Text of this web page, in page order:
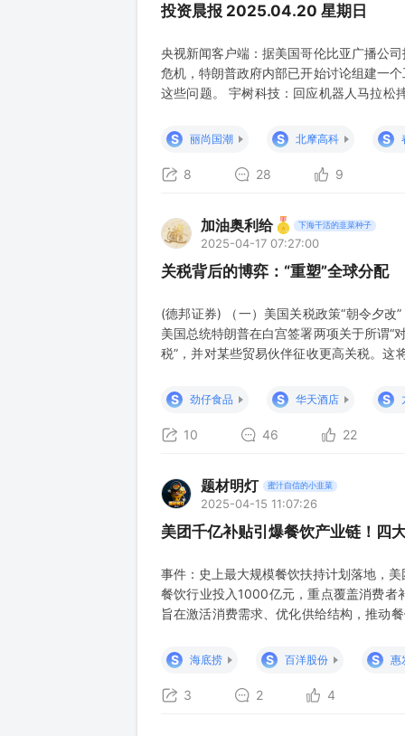
投资晨报 2025.04.20 星期日
央视新闻客户端：据美国哥伦比亚广播公
危机，特朗普政府内部已开始讨论组建一
这些问题。 宇树科技：回应机器人马拉松
的客户，所以有客户用自家算法带我们的
请大家不要误解。 每经网：近
S 丽尚国潮 S 北摩高科 S
8 28 9
加油奥利给 下海干活的韭菜种子
2025-04-17 07:27:00
关税背后的博弈：“重塑”全球分配
(德邦证券) （一）美国关税政策“朝令夕
美国总统特朗普在白宫签署两项关于所谓“
税”，并对某些贸易伙伴征收更高关税。
关税提高至125%。然而，4月13日这项豁
S 劲仔食品 S 华天酒店 S
10 46 22
题材明灯 蜜汁自信的小韭菜
2025-04-15 11:07:26
美团千亿补贴引爆餐饮产业链！四
事件：史上最大规模餐饮扶持计划落地，
餐饮行业投入1000亿元，重点覆盖消费者
旨在激活消费需求、优化供给结构，推动
级：每年评选1000家“五星商家”，给予流
S 海底捞 S 百洋股份 S 惠
3 2 4